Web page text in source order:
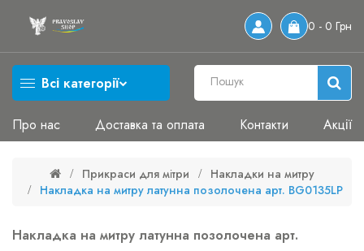
0 - 0 Грн
Всі категорії
Про нас Доставка та оплата Контакти Акції
Прикраси для мітри
Накладки на митру
Накладка на митру латунна позолочена арт. BG0135LP
Накладка на митру латунна позолочена арт.